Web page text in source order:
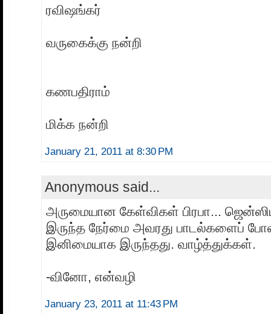
ரவிஷங்கர்
வருகைக்கு நன்றி
கணபதிராம்
மிக்க நன்றி
January 21, 2011 at 8:30 PM
Anonymous said...
அருமையான கேள்விகள் பிரபா...
இருந்த நேர்மை அவரது பாடல்களைப்
இனிமையாக இருந்தது. வாழ்த்துக்கள்.
-வினோ, என்வழி
January 23, 2011 at 11:43 PM